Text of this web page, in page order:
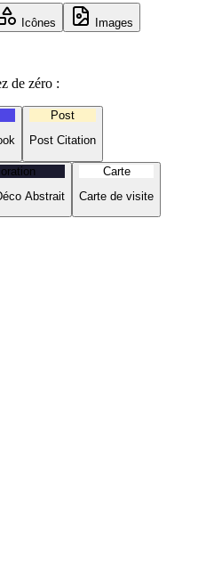
Icônes Images
de zéro :
Post
Post Citation
Abstrait
Carte
Carte de visite